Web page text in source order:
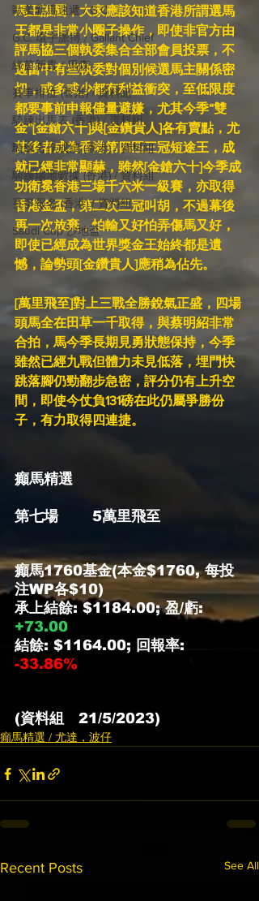
歐美新馬速遞 / G.C
G.C. 環宇脈搏 / Gallant Chief
綠茵新貴 / 馬森
賽事排位 (香港) / 資料組
騎練出馬表 (香港) / 資料組
騎練合作成績 (香港) / 資料組
騎練場地數據 (香港) / 資料組
賽事報名 (香港) / 資料組
Saudi Cup 沙地盃
馬王誰屬，大家應該知道香港所謂選馬
王都是非常小圈子操作，即使非官方由
評馬協三個執委集合全部會員投票，不
過當中有些執委對個別候選馬主關係密
切，或多或少都有利益衝突，至低限度
都要事前申報儘量避嫌，尤其今季“雙
金”[金鎗六十]與[金鑽貴人]各有賣點，尤
其後者成為香港第四匹三冠短途王，成
就已經非常顯赫，雖然[金鎗六十]今季成
功衛冕香港三場千六米一級賽，亦取得
香港金盃，第二次三冠叫胡，不過幕後
再一次放棄，怕輸又好怕弄傷馬又好，
即使已經成為世界獎金王始終都是遺
憾，論勢頭[金鑽貴人]應稍為佔先。
[萬里飛至]對上三戰全勝銳氣正盛，四場
頭馬全在田草一千取得，與蔡明紹非常
合拍，馬今季長期見勇狀態保持，今季
雖然已經九戰但體力未見低落，埋門快
跳落腳仍勁翻步急密，評分仍有上升空
間，即使今仗負131磅在此仍屬爭勝份
子，有力取得四連捷。
癲馬精選
第七場       5萬里飛至
癲馬1760基金(本金$1760, 每投
注WP各$10)
承上結餘: $1184.00; 盈/虧:
+73.00
結餘: $1164.00; 回報率:
-33.86%
(資料組   21/5/2023)
癲馬精選 / 尤達，波仔
Recent Posts See All